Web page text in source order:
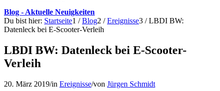
Blog - Aktuelle Neuigkeiten
Du bist hier: Startseite1 / Blog2 / Ereignisse3 / LBDI BW:
Datenleck bei E-Scooter-Verleih
LBDI BW: Datenleck bei E-Scooter-
Verleih
20. März 2019/in Ereignisse/von Jürgen Schmidt